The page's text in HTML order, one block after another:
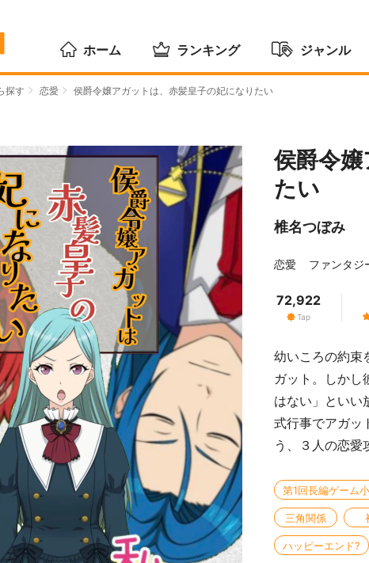
ホーム ランキング ジャンル
探す 恋愛 侯爵令嬢アガットは、赤髪皇子の妃になりたい
侯爵令
たい
椎名つぼみ
恋愛 ファンタジ
Tap
72,922
幼いころの約束
ガット。しかし
はない」といい
式行事でアガッ
う、３人の恋愛
第1回長編ゲーム
三角関係
ハッピーエンド?